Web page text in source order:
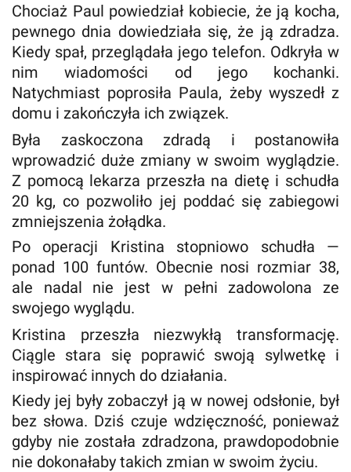
Chociaż Paul powiedział kobiecie, że ją kocha,
pewnego dnia dowiedziała się, że ją zdradza.
Kiedy spał, przeglądała jego telefon. Odkryła w
nim wiadomości od jego kochanki.
Natychmiast poprosiła Paula, żeby wyszedł z
domu i zakończyła ich związek.
Była zaskoczona zdradą i postanowiła
wprowadzić duże zmiany w swoim wyglądzie.
Z pomocą lekarza przeszła na dietę i schudła
20 kg, co pozwoliło jej poddać się zabiegowi
zmniejszenia żołądka.
Po operacji Kristina stopniowo schudła —
ponad 100 funtów. Obecnie nosi rozmiar 38,
ale nadal nie jest w pełni zadowolona ze
swojego wyglądu.
Kristina przeszła niezwykłą transformację.
Ciągle stara się poprawić swoją sylwetkę i
inspirować innych do działania.
Kiedy jej były zobaczył ją w nowej odsłonie, był
bez słowa. Dziś czuje wdzięczność, ponieważ
gdyby nie została zdradzona, prawdopodobnie
nie dokonałaby takich zmian w swoim życiu.